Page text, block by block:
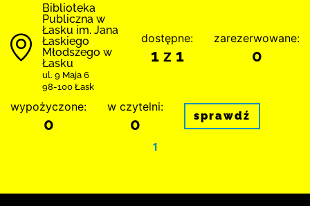
Biblioteka
Publiczna w
Łasku im. Jana
Łaskiego
Młodszego w
Łasku
ul. 9 Maja 6
98-100 Łask
dostępne:
1 z 1
zarezerwowane:
0
wypożyczone:
0
w czytelni:
0 sprawdź
1